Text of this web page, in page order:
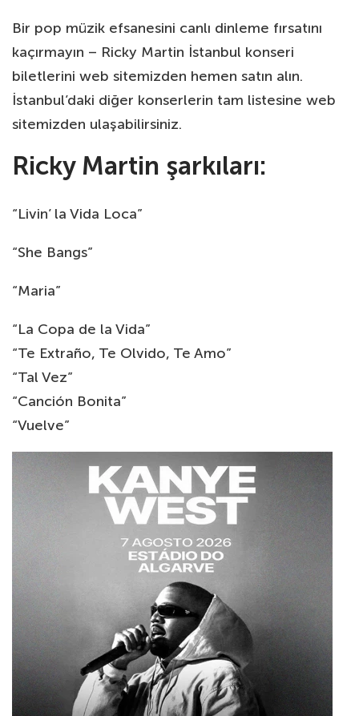
Bir pop müzik efsanesini canlı dinleme fırsatını
kaçırmayın – Ricky Martin İstanbul konseri
biletlerini web sitemizden hemen satın alın.
İstanbul’daki diğer konserlerin tam listesine web
sitemizden ulaşabilirsiniz.
Ricky Martin şarkıları:
“Livin’ la Vida Loca”
“She Bangs”
“Maria”
“La Copa de la Vida”
“Te Extraño, Te Olvido, Te Amo”
“Tal Vez”
“Canción Bonita”
“Vuelve”